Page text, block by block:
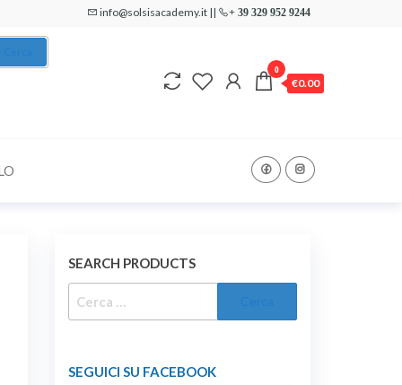
info@solsisacademy.it || + 39 329 952 9244
0
€0.00
SEARCH PRODUCTS
SEGUICI SU FACEBOOK